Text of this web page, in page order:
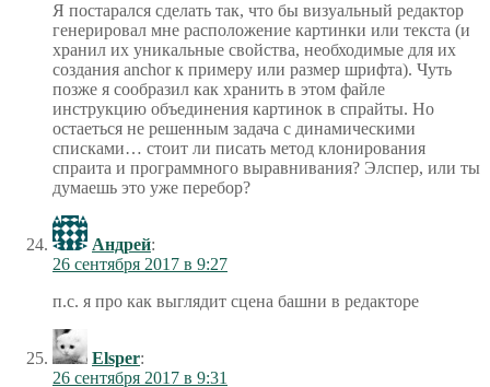
Я постарался сделать так, что бы визуальный редактор
генерировал мне расположение картинки или текста (и
хранил их уникальные свойства, необходимые для их
создания anchor к примеру или размер шрифта). Чуть
позже я сообразил как хранить в этом файле
инструкцию объединения картинок в спрайты. Но
остаеться не решенным задача с динамическими
списками… стоит ли писать метод клонирования
спраита и программного выравнивания? Элспер, или ты
думаешь это уже перебор?
Андрей:
26 сентября 2017 в 9:27
п.с. я про как выглядит сцена башни в редакторе
Elsper:
26 сентября 2017 в 9:31